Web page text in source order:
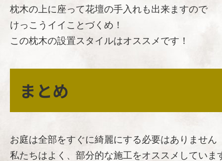
枕木の上に座って花壇の手入れも出来ますので
けっこうイイことづくめ！
この枕木の設置スタイルはオススメです！
まとめ
お庭は全部をすぐに綺麗にする必要はありません
私たちはよく、部分的な施工をオススメしていま